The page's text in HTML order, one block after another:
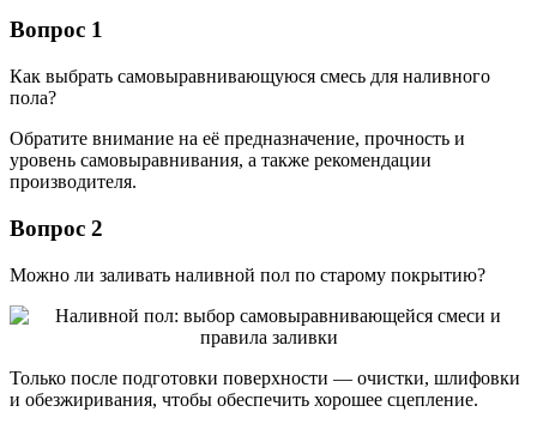
Вопрос 1
Как выбрать самовыравнивающуюся смесь для наливного
пола?
Обратите внимание на её предназначение, прочность и
уровень самовыравнивания, а также рекомендации
производителя.
Вопрос 2
Можно ли заливать наливной пол по старому покрытию?
Только после подготовки поверхности — очистки, шлифовки
и обезжиривания, чтобы обеспечить хорошее сцепление.